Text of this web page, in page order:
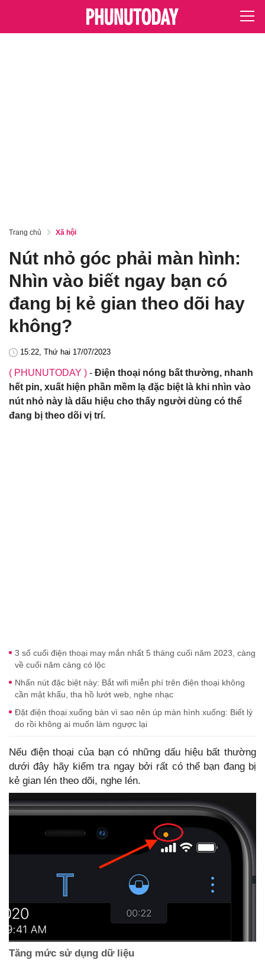
Trang chủ Xã hội
Nút nhỏ góc phải màn hình:
Nhìn vào biết ngay bạn có
đang bị kẻ gian theo dõi hay
không?
15:22, Thứ hai 17/07/2023
( PHUNUTODAY ) - Điện thoại nóng bất thường, nhanh
hết pin, xuất hiện phần mềm lạ đặc biệt là khi nhìn vào
nút nhỏ này là dấu hiệu cho thấy người dùng có thể
đang bị theo dõi vị trí.
3 số cuối điện thoại may mắn nhất 5 tháng cuối năm 2023, càng
về cuối năm càng có lộc
Nhấn nút đặc biệt này: Bắt wifi miễn phí trên điện thoại không
cần mật khẩu, tha hồ lướt web, nghe nhạc
Đặt điện thoại xuống bàn vì sao nên úp màn hình xuống: Biết lý
do rồi không ai muốn làm ngược lại
Nếu điện thoại của bạn có những dấu hiệu bất thường
dưới đây hãy kiểm tra ngay bởi rất có thể bạn đang bị
kẻ gian lén theo dõi, nghe lén.
Tăng mức sử dụng dữ liệu